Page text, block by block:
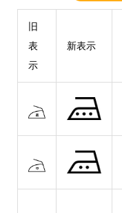
旧
表
示
新表示